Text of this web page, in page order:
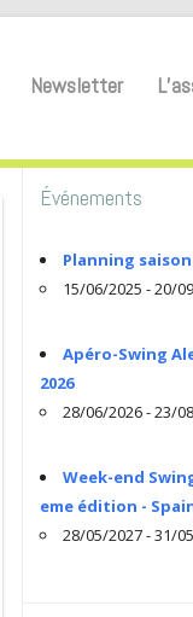
Newsletter
Événements
Planning saison
15/06/2025 - 20/
Apéro-Swing
2026
28/06/2026 - 23/
Week-end
eme édition -
28/05/2027 - 31/